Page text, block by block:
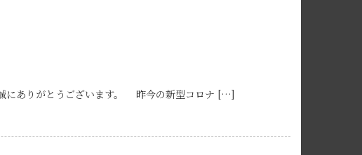
にありがとうございます。 昨今の新型コロナ […]